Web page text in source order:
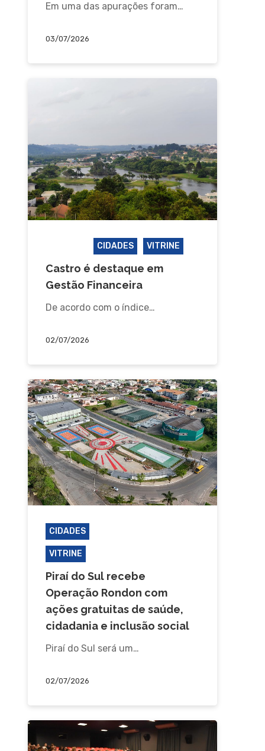
Em uma das apurações foram…
03/07/2026
CIDADES VITRINE
Castro é destaque em
Gestão Financeira
De acordo com o índice…
02/07/2026
CIDADES
VITRINE
Piraí do Sul recebe
Operação Rondon com
ações gratuitas de saúde,
cidadania e inclusão social
Piraí do Sul será um…
02/07/2026